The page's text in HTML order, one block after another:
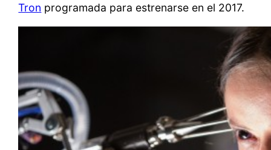
Tron programada para estrenarse en el 2017.